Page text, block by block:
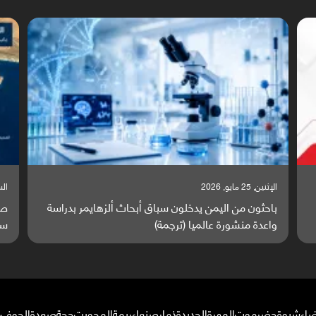
السبت, 23 مايو, 2026
صراع دولي يتصاعد قرب اليمن والبحر الأحمر يتحول إلى
ساحة مواجهة عالمية (ترجمة)